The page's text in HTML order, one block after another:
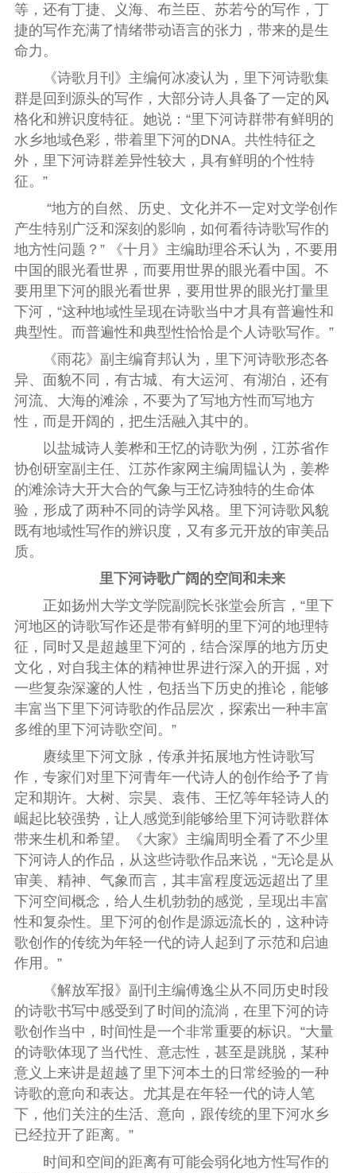
等，还有丁捷、义海、布兰臣、苏若兮的写作，丁
捷的写作充满了情绪带动语言的张力，带来的是生
命力。
《诗歌月刊》主编何冰凌认为，里下河诗歌集
群是回到源头的写作，大部分诗人具备了一定的风
格化和辨识度特征。她说：“里下河诗群带有鲜明的
水乡地域色彩，带着里下河的DNA。共性特征之
外，里下河诗群差异性较大，具有鲜明的个性特
征。”
“地方的自然、历史、文化并不一定对文学创作
产生特别广泛和深刻的影响，如何看待诗歌写作的
地方性问题？ ”
《十月》主编助理谷禾认为，不要用
中国的眼光看世界，而要用世界的眼光看中国。不
要用里下河的眼光看世界，要用世界的眼光打量里
下河， “这种地域性呈现在诗歌当中才具有普遍性和
典型性。而普遍性和典型性恰恰是个人诗歌写作。”
《雨花》副主编育邦认为，里下河诗歌形态各
异、面貌不同，有古城、有大运河、有湖泊，还有
河流、大海的滩涂，不要为了写地方性而写地方
性，而是开阔的，把生活融入其中的。
以盐城诗人姜桦和王忆的诗歌为例，江苏省作
协创研室副主任、江苏作家网主编周韫认为，姜桦
的滩涂诗大开大合的气象与王忆诗独特的生命体
验，形成了两种不同的诗学风格。里下河诗歌风貌
既有地域性写作的辨识度，又有多元开放的审美品
质。
里下河诗歌广阔的空间和未来
正如扬州大学文学院副院长张堂会所言，“里下
河地区的诗歌写作还是带有鲜明的里下河的地理特
征，同时又是超越里下河的，结合深厚的地方历史
文化，对自我主体的精神世界进行深入的开掘，对
一些复杂深邃的人性，包括当下历史的推论，能够
丰富当下里下河诗歌的作品层次，探索出一种丰富
多维的里下河诗歌空间。 ”
赓续里下河文脉，传承并拓展地方性诗歌写
作，专家们对里下河青年一代诗人的创作给予了肯
定和期许。大树、宗昊、袁伟、王忆等年轻诗人的
崛起比较强势，让人感觉到能够给里下河诗歌群体
带来生机和希望。《大家》主编周明全看了不少里
下河诗人的作品，从这些诗歌作品来说， “无论是从
审美、精神、气象而言，其丰富程度远远超出了里
下河空间概念，给人生机勃勃的感觉，呈现出丰富
性和复杂性。里下河的创作是源远流长的，这种诗
歌创作的传统为年轻一代的诗人起到了示范和启迪
作用。 ”
《解放军报》副刊主编傅逸尘从不同历史时段
的诗歌书写中感受到了时间的流淌，在里下河的诗
歌创作当中，时间性是一个非常重要的标识。 “大量
的诗歌体现了当代性、意志性，甚至是跳脱，某种
意义上来讲是超越了里下河本土的日常经验的一种
诗歌的意向和表达。尤其是在年轻一代的诗人笔
下，他们关注的生活、意向，跟传统的里下河水乡
已经拉开了距离。 ”
时间和空间的距离有可能会弱化地方性写作的